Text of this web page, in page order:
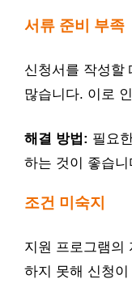
서류 준비 부족
신청서를 작성할
많습니다. 이로
해결 방법: 필요
하는 것이 좋습니
조건 미숙지
지원 프로그램의
하지 못해 신청